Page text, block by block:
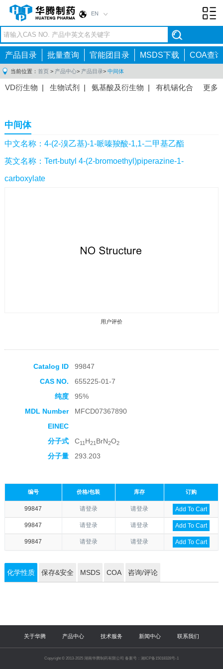
EN
产品目录 批量查询 官能团目录 MSDS下载 COA查询
当前位置： 首页 > 产品中心> 产品目录> 中间体
更多
VD衍生物 | 生物试剂 | 氨基酸及衍生物 | 有机锡化合
间体|
感染药物中间体
体 |抗精神病药物中间体 |抗炎药物中间体|精选原料
药中间体|其他原料药中间体|
中间体
中文名称：4-(2-溴乙基)-1-哌嗪羧酸-1,1-二甲基乙酯
英文名称：Tert-butyl 4-(2-bromoethyl)piperazine-1-
carboxylate
用户评价
Catalog ID
99847
CAS NO.
655225-01-7
纯度
95%
MDL Number
MFCD07367890
EINEC
分子式
C11 H21 BrN2O2
分子量 293.203
编号 价格/包装 库存 订购
99847 请登录 请登录 Add To Cart
99847 请登录 请登录 Add To Cart
99847 请登录 请登录 Add To Cart
化学性质 保存&安全 MSDS COA 咨询/评论
关于华腾 产品中心 技术服务 新闻中心 联系我们
Copyright © 2013-2025 湖南华腾制药有限公司 备案号：湘ICP备15018328号-1